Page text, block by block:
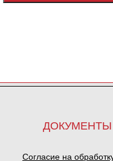
ДОКУМЕНТЫ
Согласие на